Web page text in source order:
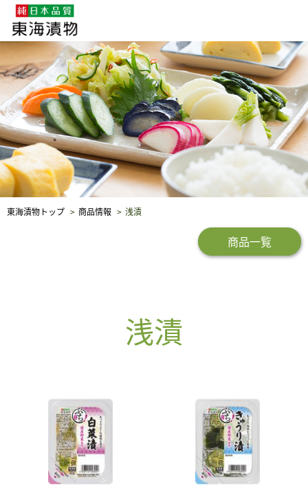
企業・採用情報 社会貢献 品質保証
東海漬物トップ 商品情報 浅漬
商品一覧
浅漬